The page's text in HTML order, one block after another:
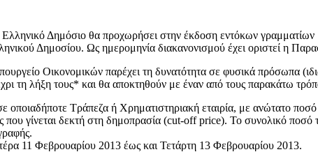
Δημόσιο θα προχωρήσει στην έκδοση εντόκων
Δημοσίου. Ως ημερομηνία διακανονισμού έχει οριστεί η
Οικονομικών παρέχει τη δυνατότητα σε φυσικά πρόσωπα
τη λήξη τους* και θα αποκτηθούν με έναν από τους παρακάτω
Τράπεζα ή Χρηματιστηριακή εταιρία, με ανώτατο
που γίνεται δεκτή στη δημοπρασία (cut-off price). Το συνολικό
11 Φεβρουαρίου 2013 έως και Τετάρτη 13 Φεβρουαρίου 2013.